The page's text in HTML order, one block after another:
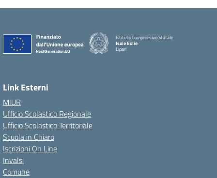
Istituto Comprensivo Statale
Isole Eolie
Lipari
Link Esterni
MIUR
Ufficio Scolastico Regionale
Ufficio Scolastico Territoriale
Scuola in Chiaro
Iscrizioni On Line
Invalsi
Comune